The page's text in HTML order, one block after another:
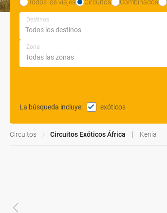
Todos los viajes Circuitos Combinados
Destinos
Zona
La búsqueda incluye: exóticos
Circuitos Circuitos Exóticos África Kenia